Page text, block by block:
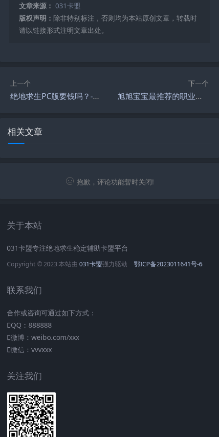
文章来源： 031卡盟
版权声明： 除非特别标注，否则均为本站原创文章，转载时
请以链接形式注明文章出处。
上一个
绝地求生PC版要钱吗？-绝地求生PC版是否需要付费游玩
下一个
旭旭宝宝最推荐的职业有哪些？-旭旭宝宝推荐的最适合新手的游戏职业
相关文章
抱歉，评论功能暂时关闭!
关于本站
031卡盟专注绝地求生稳定辅助卡盟平台
Copyright © 2023 本站由 031卡盟强力驱动 鄂ICP备2023011641号-6
联系我们
合作或咨询可通过如下方式：
QQ：888888
微博：weibo.com/xxx
微信：vvvxxx
关注我们